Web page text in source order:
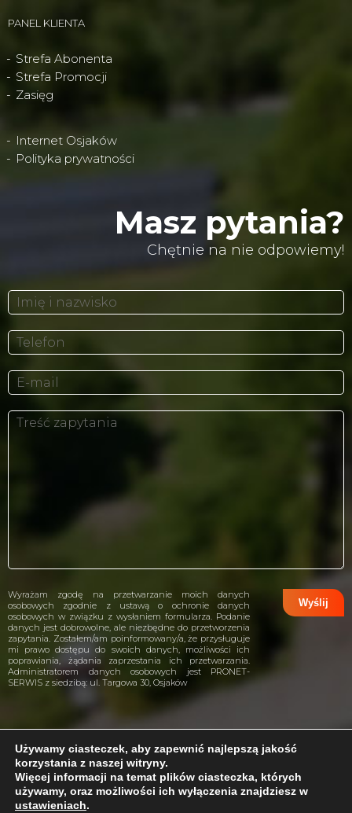
Problem z internetem?
PANEL KLIENTA
Strefa Abonenta
Strefa Promocji
Zasięg
Internet Osjaków
Polityka prywatności
Masz pytania?
Chętnie na nie odpowiemy!
Wyrażam zgodę na przetwarzanie moich danych
osobowych zgodnie z ustawą o ochronie danych
osobowych w związku z wysłaniem formularza. Podanie
danych jest dobrowolne, ale niezbędne do przetworzenia
zapytania. Zostałem/am poinformowany/a, że przysługuje
mi prawo dostępu do swoich danych, możliwości ich
poprawiania, żądania zaprzestania ich przetwarzania.
Administratorem danych osobowych jest PRONET-
SERWIS z siedzibą: ul. Targowa 30, Osjaków
projekt i wykonanie:CreativeHeads.pl
Używamy ciasteczek, aby zapewnić najlepszą jakość
korzystania z naszej witryny.
Więcej informacji na temat plików ciasteczka, których
używamy, oraz możliwości ich wyłączenia znajdziesz w
ustawieniach.